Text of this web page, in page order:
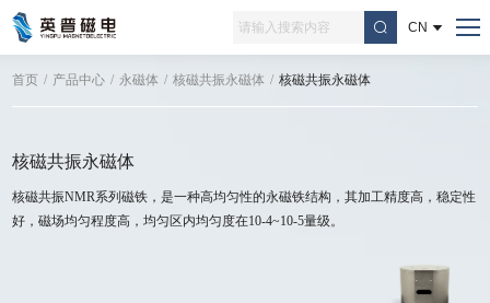
CN
首页 / 产品中心 / 永磁体 / 核磁共振永磁体 / 核磁共振永磁体
核磁共振永磁体
核磁共振NMR系列磁铁，是一种高均匀性的永磁铁结构，其加工精度高，稳定性
好，磁场均匀程度高，均匀区内均匀度在10-4~10-5量级。